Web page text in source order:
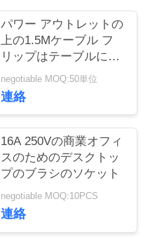
パワー アウトレットの
上の1.5Mケーブル フ
リップはテーブルによ
って取付けられた電力
ソケットにモーターを
備えた
negotiable MOQ:50単位
連絡
16A 250Vの商業オフィ
スのためのデスクトッ
プのブラシのソケット
negotiable MOQ:10PCS
連絡